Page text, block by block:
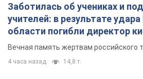
Заботилась об учениках и
учителей: в результате
области погибли директор
муж и внук
Вечная память жертвам российского
4 часа назад 14,8 т.